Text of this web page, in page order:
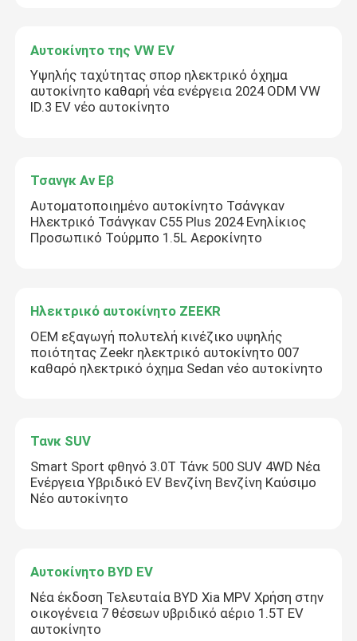
Αυτοκίνητο της VW EV
Υψηλής ταχύτητας σπορ ηλεκτρικό όχημα
αυτοκίνητο καθαρή νέα ενέργεια 2024 ODM VW
ID.3 EV νέο αυτοκίνητο
Τσανγκ Αν Εβ
Αυτοματοποιημένο αυτοκίνητο Τσάνγκαν
Ηλεκτρικό Τσάνγκαν C55 Plus 2024 Ενηλίκιος
Προσωπικό Τούρμπο 1.5L Αεροκίνητο
Ηλεκτρικό αυτοκίνητο ZEEKR
OEM εξαγωγή πολυτελή κινέζικο υψηλής
ποιότητας Zeekr ηλεκτρικό αυτοκίνητο 007
καθαρό ηλεκτρικό όχημα Sedan νέο αυτοκίνητο
Τανκ SUV
Smart Sport φθηνό 3.0T Τάνκ 500 SUV 4WD Νέα
Ενέργεια Υβριδικό EV Βενζίνη Βενζίνη Καύσιμο
Νέο αυτοκίνητο
Αυτοκίνητο BYD EV
Νέα έκδοση Τελευταία BYD Xia MPV Χρήση στην
οικογένεια 7 θέσεων υβριδικό αέριο 1.5T EV
αυτοκίνητο